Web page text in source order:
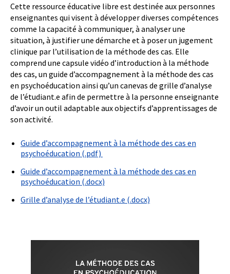
Cette ressource éducative libre est destinée aux personnes
enseignantes qui visent à développer diverses compétences
comme la capacité à communiquer, à analyser une
situation, à justifier une démarche et à poser un jugement
clinique par l’utilisation de la méthode des cas. Elle
comprend une capsule vidéo d’introduction à la méthode
des cas, un guide d’accompagnement à la méthode des cas
en psychoéducation ainsi qu’un canevas de grille d’analyse
de l’étudiant.e afin de permettre à la personne enseignante
d’avoir un outil adaptable aux objectifs d’apprentissages de
son activité.
Guide d’accompagnement à la méthode des cas en
psychoéducation (.pdf)
Guide d’accompagnement à la méthode des cas en
psychoéducation (.docx)
Grille d’analyse de l’étudiant.e (.docx)